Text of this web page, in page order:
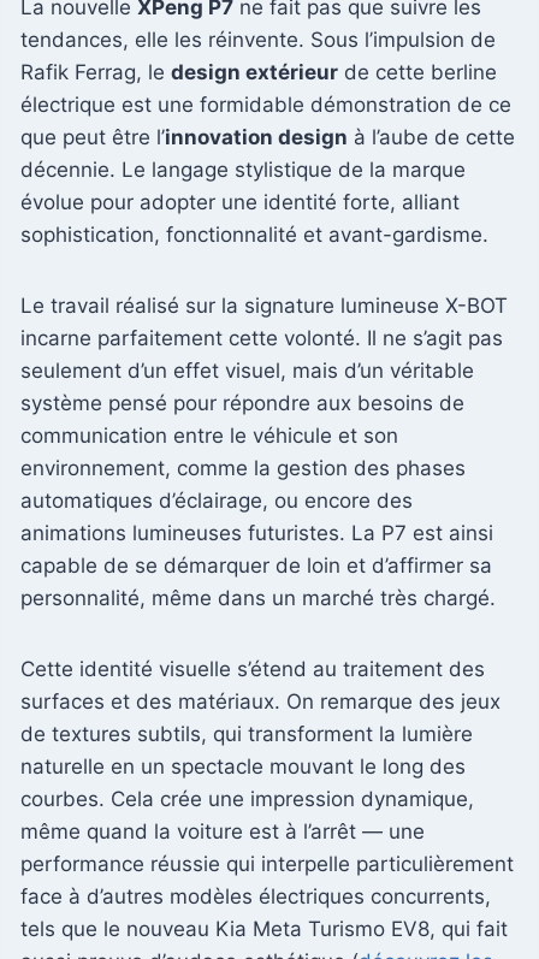
La nouvelle XPeng P7 ne fait pas que suivre les
tendances, elle les réinvente. Sous l’impulsion de
Rafik Ferrag, le design extérieur de cette berline
électrique est une formidable démonstration de ce
que peut être l’innovation design à l’aube de cette
décennie. Le langage stylistique de la marque
évolue pour adopter une identité forte, alliant
sophistication, fonctionnalité et avant-gardisme.
Le travail réalisé sur la signature lumineuse X-BOT
incarne parfaitement cette volonté. Il ne s’agit pas
seulement d’un effet visuel, mais d’un véritable
système pensé pour répondre aux besoins de
communication entre le véhicule et son
environnement, comme la gestion des phases
automatiques d’éclairage, ou encore des
animations lumineuses futuristes. La P7 est ainsi
capable de se démarquer de loin et d’affirmer sa
personnalité, même dans un marché très chargé.
Cette identité visuelle s’étend au traitement des
surfaces et des matériaux. On remarque des jeux
de textures subtils, qui transforment la lumière
naturelle en un spectacle mouvant le long des
courbes. Cela crée une impression dynamique,
même quand la voiture est à l’arrêt — une
performance réussie qui interpelle particulièrement
face à d’autres modèles électriques concurrents,
tels que le nouveau Kia Meta Turismo EV8, qui fait